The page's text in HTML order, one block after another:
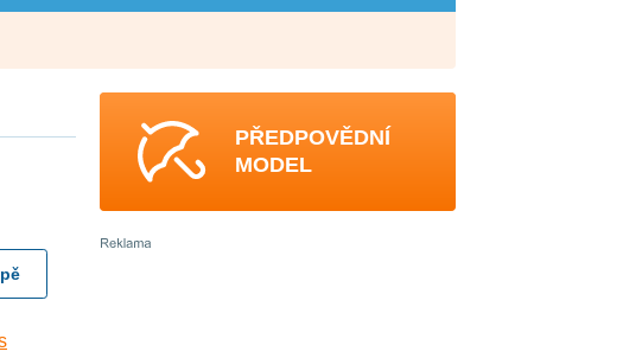
PŘEDPOVĚDNÍ
MODEL